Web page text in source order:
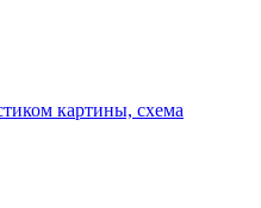
картины, схема